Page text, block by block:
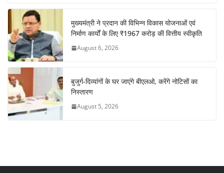
मुख्यमंत्री ने प्रदान की विभिन्न विकास योजनाओं एवं
निर्माण कार्यों के लिए ₹1967 करोड़ की वित्तीय स्वीकृति
August 6, 2026
बुजुर्ग-दिव्यांगों के घर जाएंगे बीएलओ, करेंगे नोटिसों का
निस्तारण
August 5, 2026